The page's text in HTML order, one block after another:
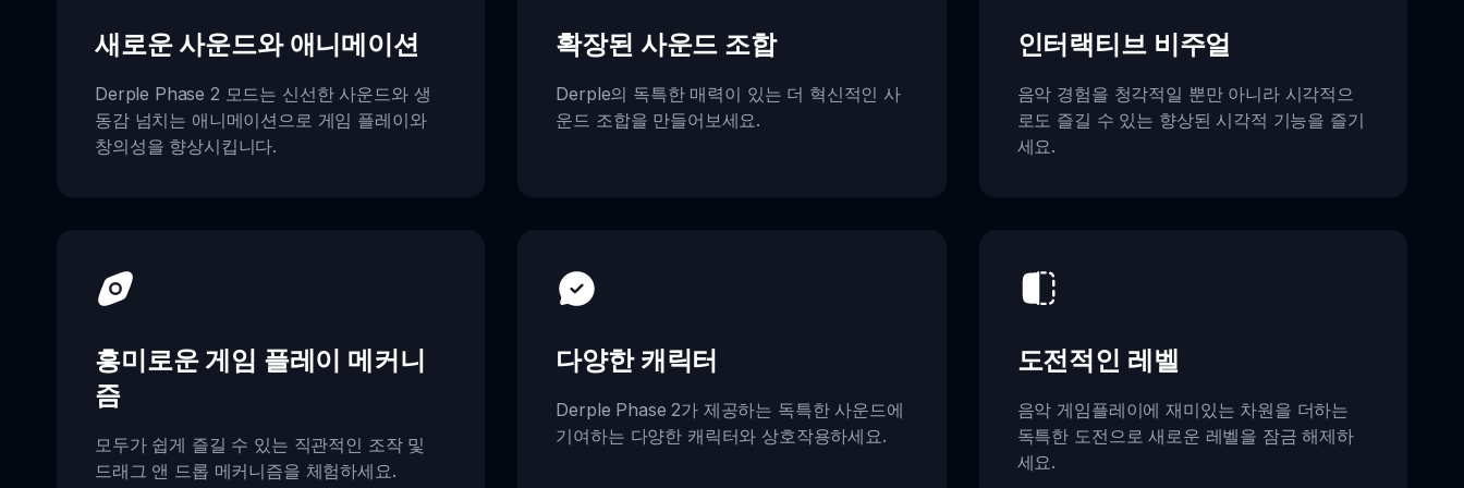
새로운 사운드와 애니메이션
Derple Phase 2 모드는 신선한 사운드와 생
동감 넘치는 애니메이션으로 게임 플레이와
창의성을 향상시킵니다.
확장된 사운드 조합
Derple의 독특한 매력이 있는 더 혁신적인 사
운드 조합을 만들어보세요.
인터랙티브 비주얼
음악 경험을 청각적일 뿐만 아니라 시각적으
로도 즐길 수 있는 향상된 시각적 기능을 즐기
세요.
흥미로운 게임 플레이 메커니
즘
모두가 쉽게 즐길 수 있는 직관적인 조작 및
드래그 앤 드롭 메커니즘을 체험하세요.
다양한 캐릭터
Derple Phase 2가 제공하는 독특한 사운드에
기여하는 다양한 캐릭터와 상호작용하세요.
도전적인 레벨
음악 게임플레이에 재미있는 차원을 더하는
독특한 도전으로 새로운 레벨을 잠금 해제하
세요.